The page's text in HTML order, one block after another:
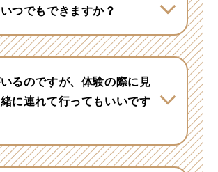
つでもできますか？
って異なります。お近くの
問い合わせください。
るのですが、体験の際に見
に連れて行ってもいいです
す。ただし、ご体験のお子
してレッスンに取り組める